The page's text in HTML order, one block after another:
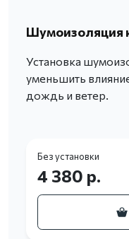
Шумоизоляция
Установка
уменьшить
дождь и ветер.
Без установки
4 380 р.